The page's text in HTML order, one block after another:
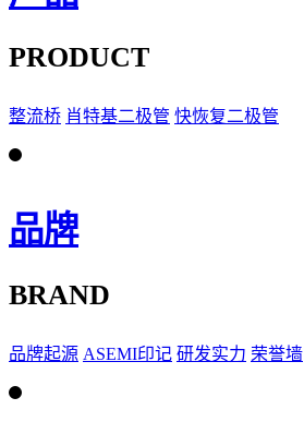
PRODUCT
整流桥 肖特基二极管 快恢复二极管
品牌
BRAND
品牌起源 ASEMI印记 研发实力 荣誉墙